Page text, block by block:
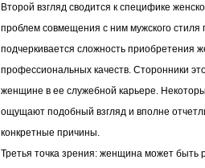
Второй взгляд сводится к специфике
проблем совмещения с ним мужского
подчеркивается сложность приобретения
профессиональных качеств. Сторонники
женщине в ее служебной карьере.
ощущают подобный взгляд и вполне
конкретные причины.
Третья точка зрения: женщина может быть